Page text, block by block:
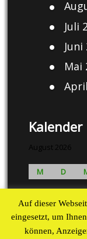
Juli
Juni
Mai
Kalender
August 2026
M D
3
4
10
11
17
18
Auf dieser
eingesetzt, um
können,